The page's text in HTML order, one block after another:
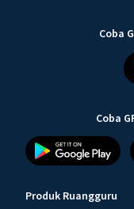
Coba
Coba
Produk Ruangguru